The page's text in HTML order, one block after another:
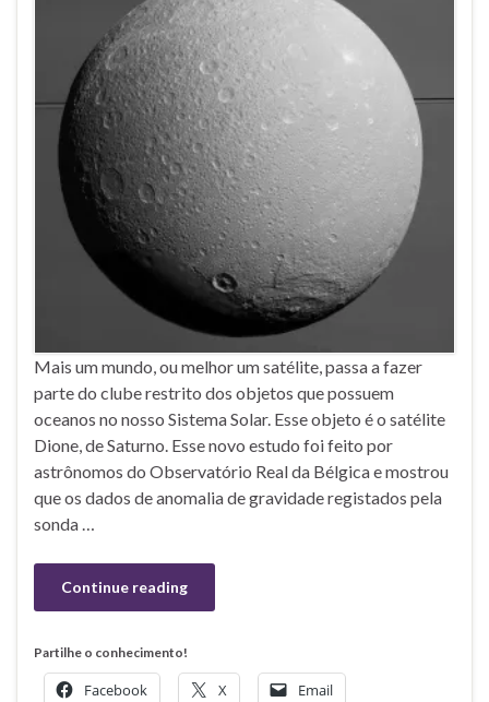
Mais um mundo, ou melhor um satélite, passa a fazer
parte do clube restrito dos objetos que possuem
oceanos no nosso Sistema Solar. Esse objeto é o satélite
Dione, de Saturno. Esse novo estudo foi feito por
astrônomos do Observatório Real da Bélgica e mostrou
que os dados de anomalia de gravidade registados pela
sonda …
Continue reading
Partilhe o conhecimento!
Facebook X Email